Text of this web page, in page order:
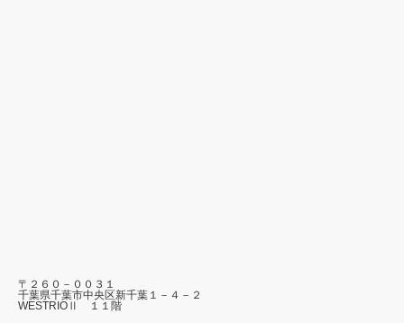
〒２６０－００３１
千葉県千葉市中央区新千葉１－４－２
WESTRIOⅡ １１階